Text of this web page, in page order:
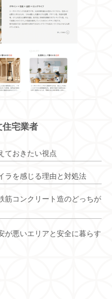
住宅業者
ておきたい視点
ラを感じる理由と対処法
筋コンクリート造のどっちが
が悪いエリアと安全に暮らす